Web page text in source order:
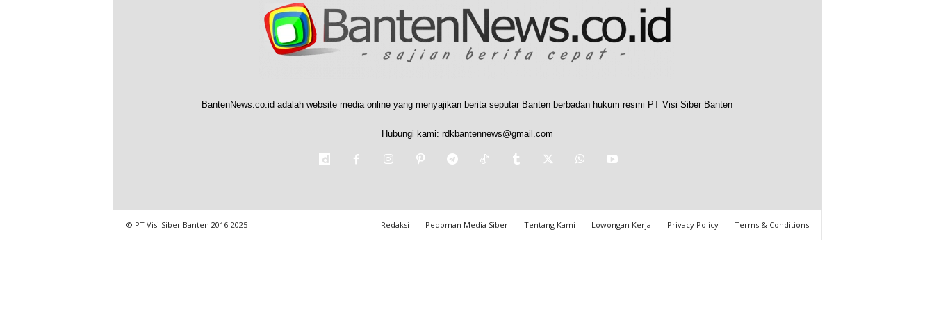
BantenNews.co.id adalah website media online yang menyajikan berita seputar Banten berbadan hukum resmi PT Visi Siber Banten
Hubungi kami: rdkbantennews@gmail.com
Redaksi Pedoman Media Siber Tentang Kami Lowongan Kerja Privacy Policy Terms & Conditions
© PT Visi Siber Banten 2016-2025